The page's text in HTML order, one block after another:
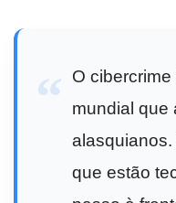
O
mundial que
que estão